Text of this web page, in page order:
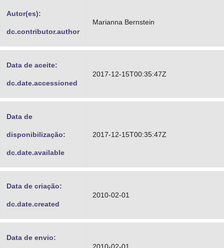
Banco Central do Brasil
Autor(es):
dc.contributor.author
Marianna Bernstein
Data de aceite:
dc.date.accessioned
2017-12-15T00:35:47Z
Data de
disponibilização:
dc.date.available
2017-12-15T00:35:47Z
Data de criação:
dc.date.created
2010-02-01
Data de envio: